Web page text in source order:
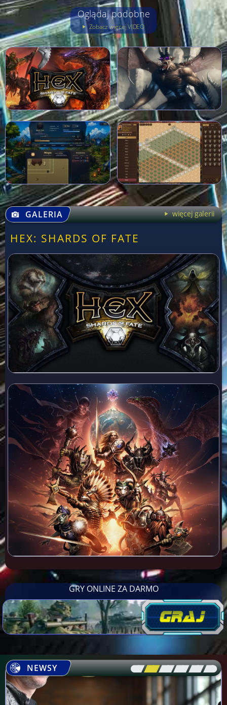
Oglądaj podobne
Zobacz więcej VIDEO
GALERIA więcej galerii
HEX: SHARDS OF FATE
GRY ONLINE ZA DARMO
NEWSY [\ \\ \\ \\ \\ \]